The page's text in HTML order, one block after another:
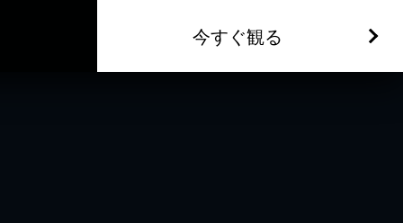
今すぐ観る